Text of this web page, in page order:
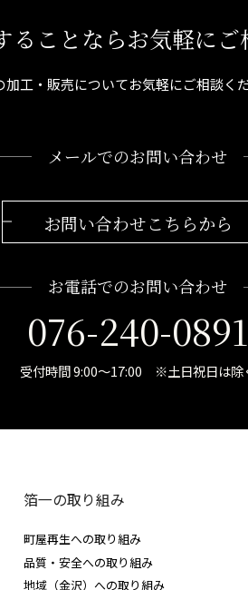
ることならお気軽にご
工・販売についてお気軽にご相談く
メールでのお問い合わせ
お問い合わせこちらから
お電話でのお問い合わせ
076-240-0891
受付時間 9:00～17:00 ※土日祝日は除
箔一の取り組み
町屋再生への取り組み
品質・安全への取り組み
地域（金沢）への取り組み